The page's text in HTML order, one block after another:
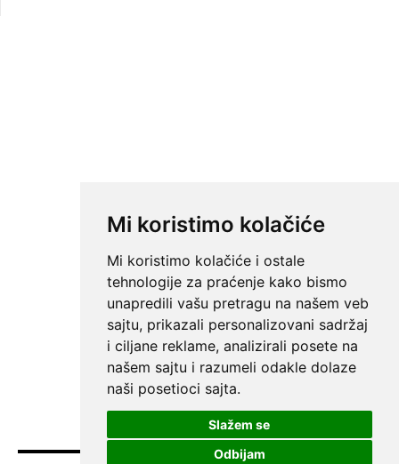
Mi koristimo kolačiće
Mi koristimo kolačiće i ostale
tehnologije za praćenje kako bismo
unapredili vašu pretragu na našem veb
sajtu, prikazali personalizovani sadržaj
i ciljane reklame, analizirali posete na
našem sajtu i razumeli odakle dolaze
naši posetioci sajta.
Slažem se
Odbijam